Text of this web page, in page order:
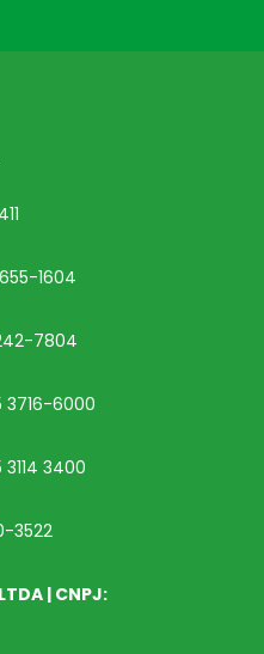
1604
7804
3716-6000
3114 3400
3522
| CNPJ: